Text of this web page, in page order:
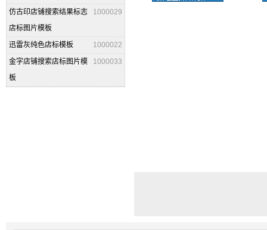
1000029
仿古印店铺搜索结果标志
店标图片模板
1000022
迅雷灰纯色店标模板
1000033
金字店铺搜索店标图片模
板